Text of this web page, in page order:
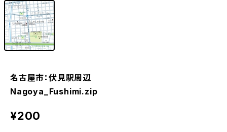
名古屋市：伏見駅周辺
Nagoya_Fushimi.zip
¥200